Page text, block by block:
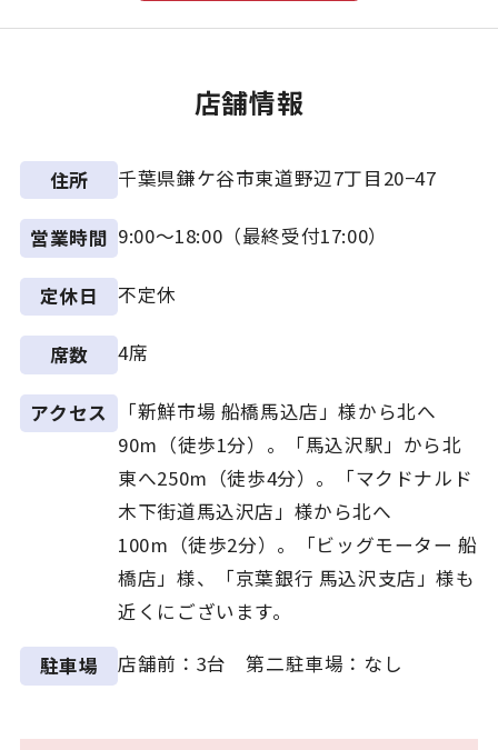
店舗情報
住所 千葉県鎌ケ谷市東道野辺7丁目20−47
営業時間 9:00～18:00（最終受付17:00）
定休日 不定休
席数 4席
アクセス
「新鮮市場 船橋馬込店」様から北へ
90m（徒歩1分）。「馬込沢駅」から北
東へ250m（徒歩4分）。「マクドナルド
木下街道馬込沢店」様から北へ
100m（徒歩2分）。「ビッグモーター 船
橋店」様、「京葉銀行 馬込沢支店」様も
近くにございます。
駐車場 店舗前：3台 第二駐車場：なし